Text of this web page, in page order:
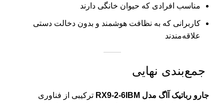
مناسب افرادی که حیوان خانگی دارند
کاربرانی که به نظافت هوشمند و بدون دخالت دستی
علاقه‌مندند
جمع‌بندی نهایی
جارو رباتیک آاگ مدل RX9-2-6IBM
ترکیبی از فناوری